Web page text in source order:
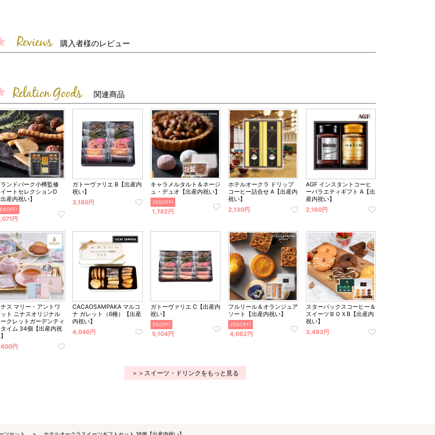
購入者様のレビュー
関連商品
ンドパーク小樽監修
ートセレクションD
産内祝い】
円
ガトーヴァリエ B【出産内
祝い】
3,180円
キャラメルタルト＆ネージ
ュ・デュオ【出産内祝い】
25%OFF!
1,782円
ホテルオークラ ドリップ
コーヒー詰合せ A【出産内
祝い】
2,130円
AGF インスタントコーヒ
ーバラエティギフト A【出
産内祝い】
2,160円
ス マリー・アントワ
ト ニナスオリジナル
クレットガーデンティ
イム 34個【出産内祝
円
CACAOSAMPAKA マルコ
ナ ガレット（6種）【出産
内祝い】
4,046円
ガトーヴァリエ C【出産内
祝い】
5%OFF!
5,104円
フルリール＆オランジュア
ソート【出産内祝い】
25%OFF!
4,082円
スターバックスコーヒー＆
スイーツＢＯＸB【出産内
祝い】
3,493円
＞＞スイーツ・ドリンクをもっと見る